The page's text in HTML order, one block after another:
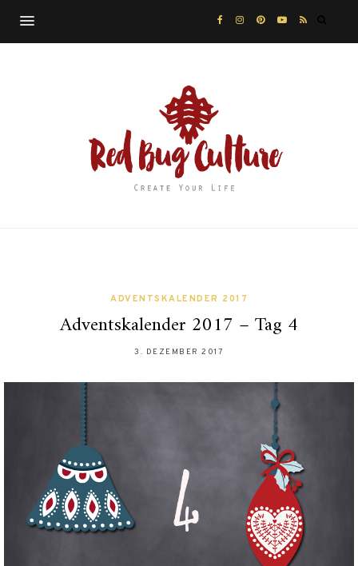
ADVENTSKALENDER 2017
Adventskalender 2017 – Tag 4
3. DEZEMBER 2017